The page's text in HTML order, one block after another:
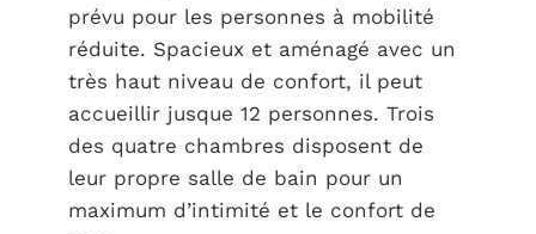
prévu pour les personnes à mobilité
réduite. Spacieux et aménagé avec un
très haut niveau de confort, il peut
accueillir jusque 12 personnes. Trois
des quatre chambres disposent de
leur propre salle de bain pour un
maximum d’intimité et le confort de